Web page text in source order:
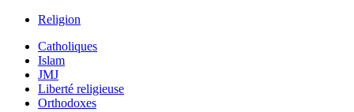
Religion
Catholiques
Islam
JMJ
Liberté religieuse
Orthodoxes